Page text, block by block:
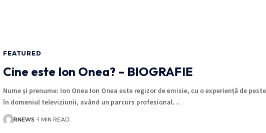
FEATURED
Cine este Ion Onea? – BIOGRAFIE
Nume și prenume: Ion Onea Ion Onea este regizor de emisie, cu o experiență de
în domeniul televiziunii, având un parcurs profesional…
RNEWS 1 MIN READ